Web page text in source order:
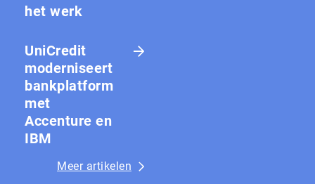
het werk
UniCredit
moderniseert
bankplatform
met
Accenture en
IBM
Meer artikelen